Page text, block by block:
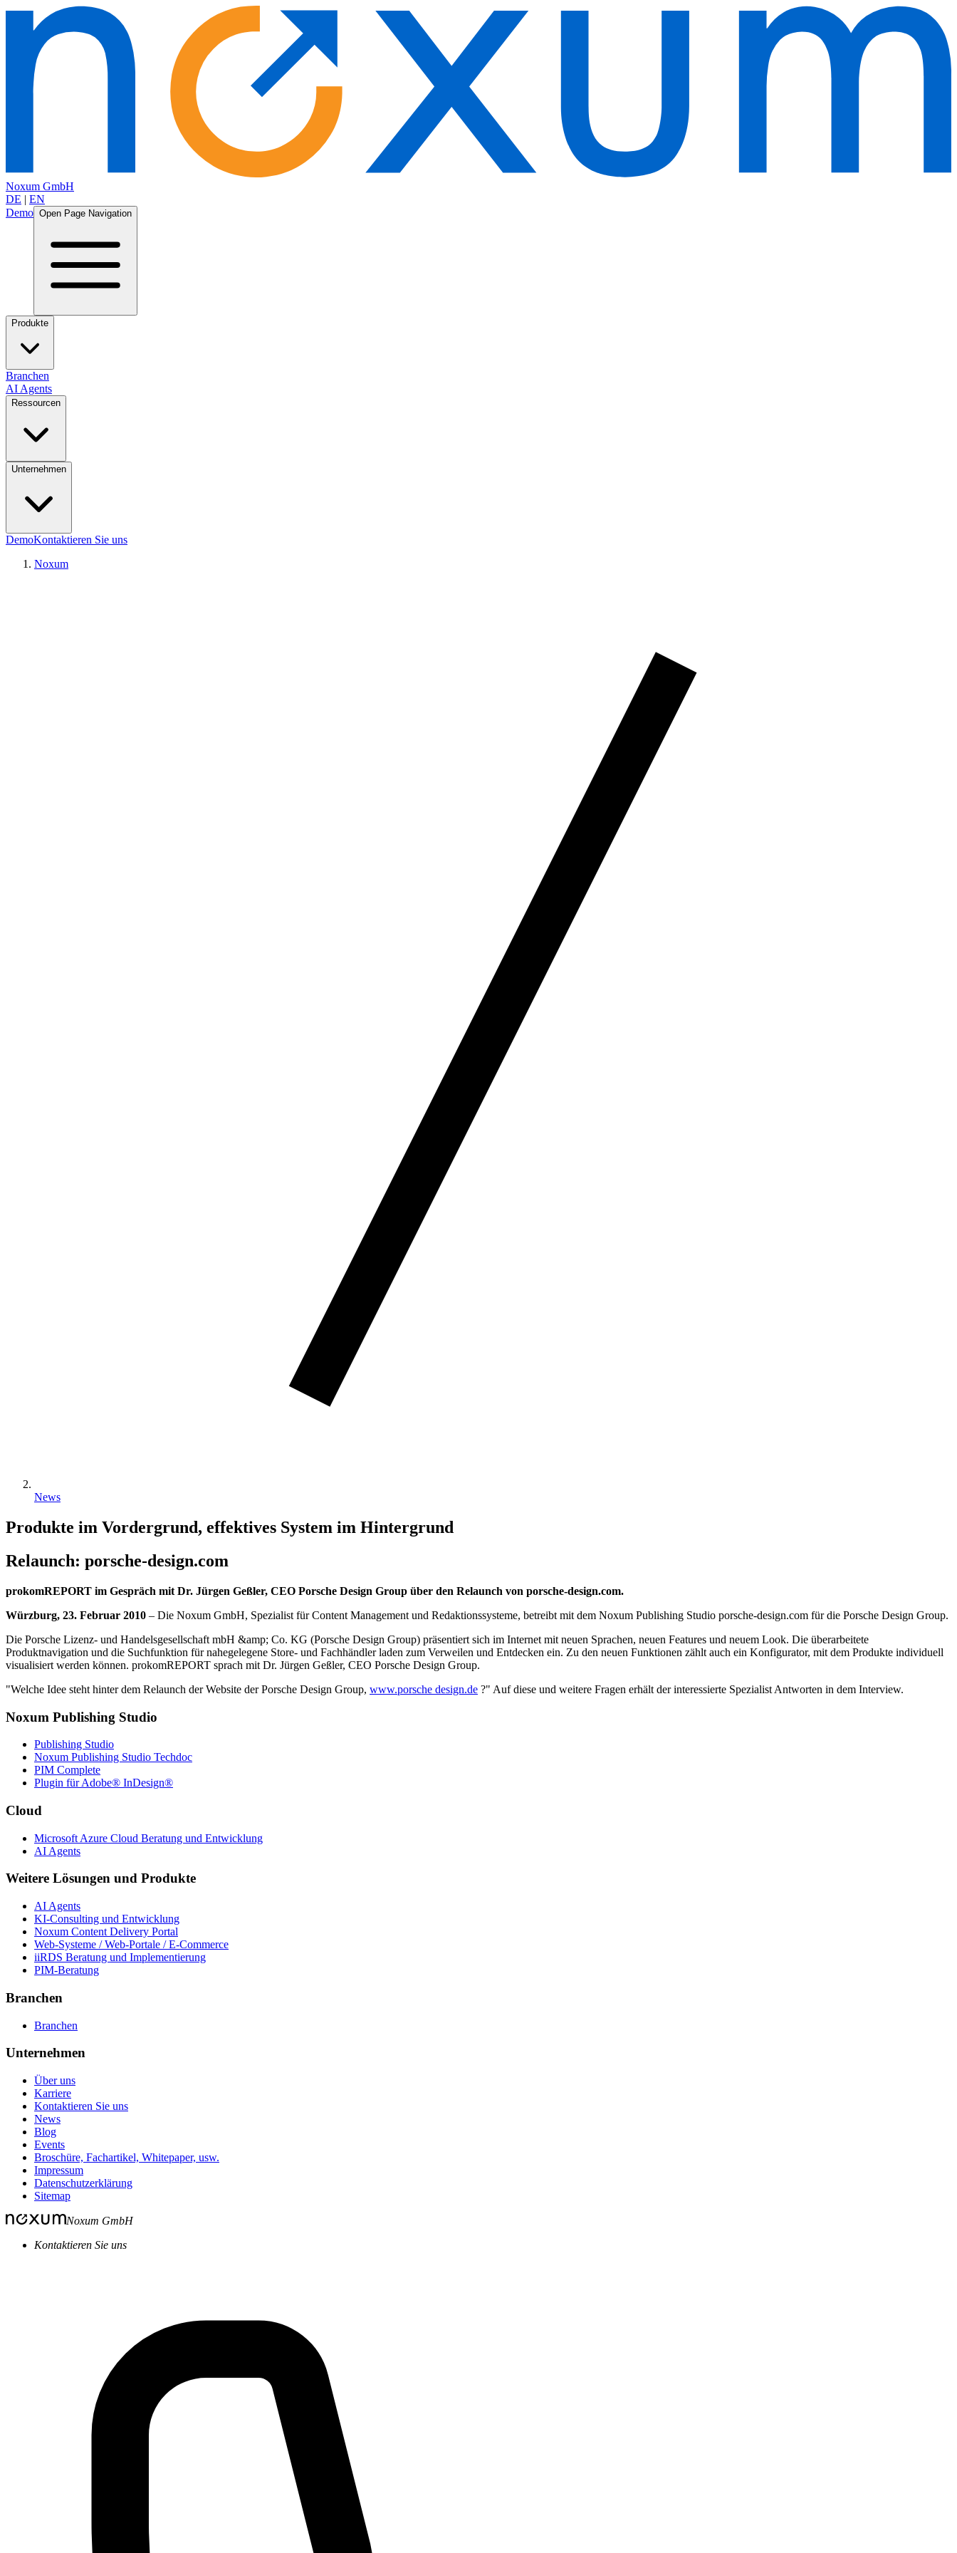
Noxum GmbH
DE | EN
Demo Open Page Navigation
Produkte
Branchen
AI Agents
Ressourcen
Unternehmen
DemoKontaktieren Sie uns
Noxum
News
Produkte im Vordergrund, effektives System im Hintergrund
Relaunch: porsche-design.com
prokomREPORT im Gespräch mit Dr. Jürgen Geßler, CEO Porsche Design Group über den Relaunch von porsche-design.com.
Würzburg, 23. Februar 2010 – Die Noxum GmbH, Spezialist für Content Management und Redaktionssysteme, betreibt mit dem Noxum Publishing Studio porsche-design.com für die Porsche Design Group.
Die Porsche Lizenz- und Handelsgesellschaft mbH &amp; Co. KG (Porsche Design Group) präsentiert sich im Internet mit neuen Sprachen, neuen Features und neuem Look. Die überarbeitete
Produktnavigation und die Suchfunktion für nahegelegene Store- und Fachhändler laden zum Verweilen und Entdecken ein. Zu den neuen Funktionen zählt auch ein Konfigurator, mit dem Produkte individuell
visualisiert werden können. prokomREPORT sprach mit Dr. Jürgen Geßler, CEO Porsche Design Group.
"Welche Idee steht hinter dem Relaunch der Website der Porsche Design Group, www.porsche design.de ?" Auf diese und weitere Fragen erhält der interessierte Spezialist Antworten in dem Interview.
Noxum Publishing Studio
Publishing Studio
Noxum Publishing Studio Techdoc
PIM Complete
Plugin für Adobe® InDesign®
Cloud
Microsoft Azure Cloud Beratung und Entwicklung
AI Agents
Weitere Lösungen und Produkte
AI Agents
KI-Consulting und Entwicklung
Noxum Content Delivery Portal
Web-Systeme / Web-Portale / E-Commerce
iiRDS Beratung und Implementierung
PIM-Beratung
Branchen
Branchen
Unternehmen
Über uns
Karriere
Kontaktieren Sie uns
News
Blog
Events
Broschüre, Fachartikel, Whitepaper, usw.
Impressum
Datenschutzerklärung
Sitemap
Noxum GmbH
Kontaktieren Sie uns